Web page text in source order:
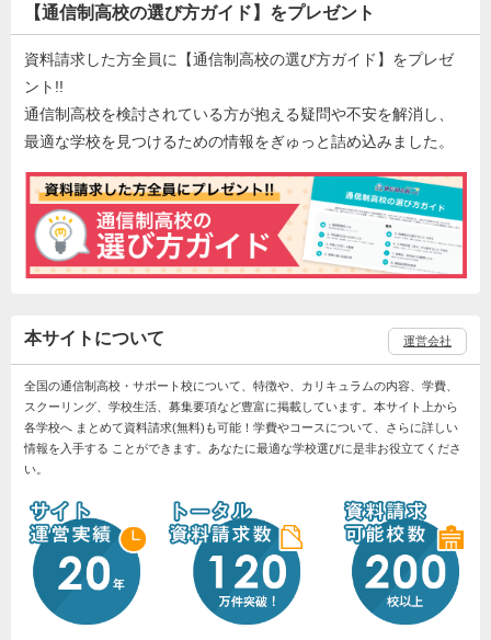
【通信制高校の選び方ガイド】をプレゼント
資料請求した方全員に【通信制高校の選び方ガイド】をプレゼ
ント!!
通信制高校を検討されている方が抱える疑問や不安を解消し、
最適な学校を見つけるための情報をぎゅっと詰め込みました。
本サイトについて 運営会社
全国の通信制高校・サポート校について、特徴や、カリキュラムの内容、学費、
スクーリング、学校生活、募集要項など豊富に掲載しています。本サイト上から
各学校へ まとめて資料請求(無料)も可能！学費やコースについて、さらに詳しい
情報を入手する ことができます。あなたに最適な学校選びに是非お役立てくださ
い。